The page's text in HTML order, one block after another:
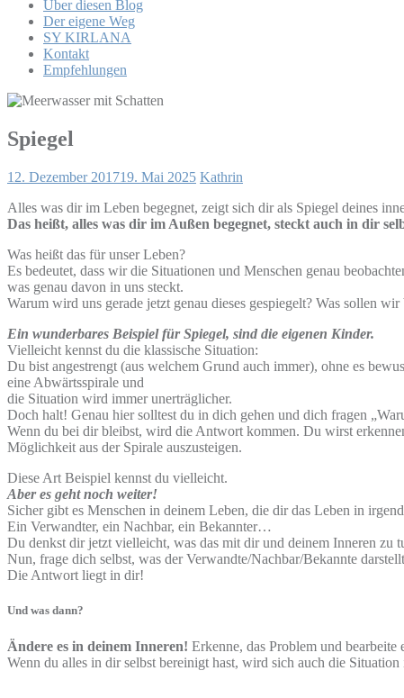
Über diesen Blog
Der eigene Weg
SY KIRLANA
Kontakt
Empfehlungen
Spiegel
12. Dezember 201719. Mai 2025 Kathrin
Alles was dir im Leben begegnet, zeigt sich dir als Spiegel deines
Das heißt, alles was dir im Außen begegnet, steckt auch in dir
Was heißt das für unser Leben?
Es bedeutet, dass wir die Situationen und Menschen genau
was genau davon in uns steckt.
Warum wird uns gerade jetzt genau dieses gespiegelt? Was sollen wir
Ein wunderbares Beispiel für Spiegel, sind die eigenen Kinder.
Vielleicht kennst du die klassische Situation:
Du bist angestrengt (aus welchem Grund auch immer), ohne es
eine Abwärtsspirale und
die Situation wird immer unerträglicher.
Doch halt! Genau hier solltest du in dich gehen und dich fragen
Wenn du bei dir bleibst, wird die Antwort kommen. Du wirst
Möglichkeit aus der Spirale auszusteigen.
Diese Art Beispiel kennst du vielleicht.
Aber es geht noch weiter!
Sicher gibt es Menschen in deinem Leben, die dir das Leben in
Ein Verwandter, ein Nachbar, ein Bekannter…
Du denkst dir jetzt vielleicht, was das mit dir und deinem Inneren zu
Nun, frage dich selbst, was der Verwandte/Nachbar/Bekannte
Die Antwort liegt in dir!
Und was dann?
Ändere es in deinem Inneren! Erkenne, das Problem und bearbeite
Wenn du alles in dir selbst bereinigt hast, wird sich auch die